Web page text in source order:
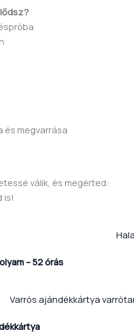
és megvarrása
válik, és megérted:
is!
– 52 órás